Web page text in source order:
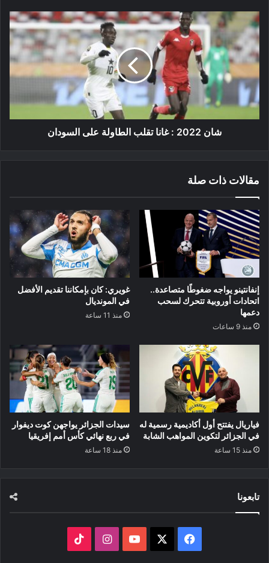
شان
2022
:
غانا
تقلب
الطاولة
على
السودان
شان 2022 : غانا تقلب الطاولة على السودان
مقالات ذات صلة
إنفانتينو يواجه ضغوطًا متصاعدة..
اتحادات أوروبية تتحرك لسحب
دعمها
منذ 9 ساعات
غويري: كان بإمكاننا تقديم الأفضل
في المونديال
منذ 11 ساعة
فياريال يفتتح أول أكاديمية رسمية له
في الجزائر لتكوين المواهب الشابة
منذ 15 ساعة
سيدات الجزائر يواجهن كوت ديفوار
في ربع نهائي كأس أمم إفريقيا
منذ 18 ساعة
تابعونا
فيسبوك ‫YouTubeانستقرام